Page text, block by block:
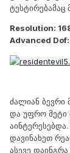
ტესტირებამაც
Resolution:
Advanced
ძალიან ბევრი
და უფრო მეტი
დავინახეთ
ასევე